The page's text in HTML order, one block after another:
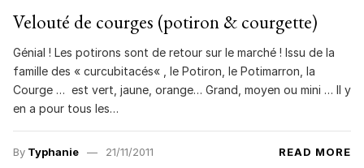
Velouté de courges (potiron & courgette)
Génial ! Les potirons sont de retour sur le marché ! Issu de la
famille des « curcubitacés« , le Potiron, le Potimarron, la
Courge … est vert, jaune, orange… Grand, moyen ou mini … Il y
en a pour tous les…
By Typhanie 21/11/2011 READ MORE